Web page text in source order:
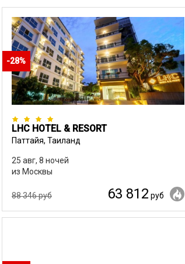
-28%
LHC HOTEL & RESORT
Паттайя, Таиланд
25 авг, 8 ночей
из Москвы
88 346 руб 63 812 руб